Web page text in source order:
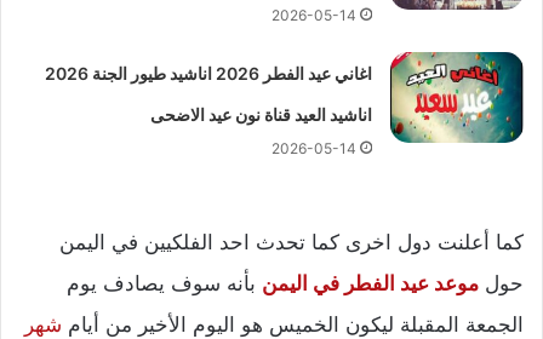
2026-05-14
اغاني عيد الفطر 2026 اناشيد طيور الجنة 2026
اناشيد العيد قناة نون عيد الاضحى
2026-05-14
كما أعلنت دول اخرى كما تحدث احد الفلكيين في اليمن
حول موعد عيد الفطر في اليمن بأنه سوف يصادف يوم
الجمعة المقبلة ليكون الخميس هو اليوم الأخير من أيام شهر